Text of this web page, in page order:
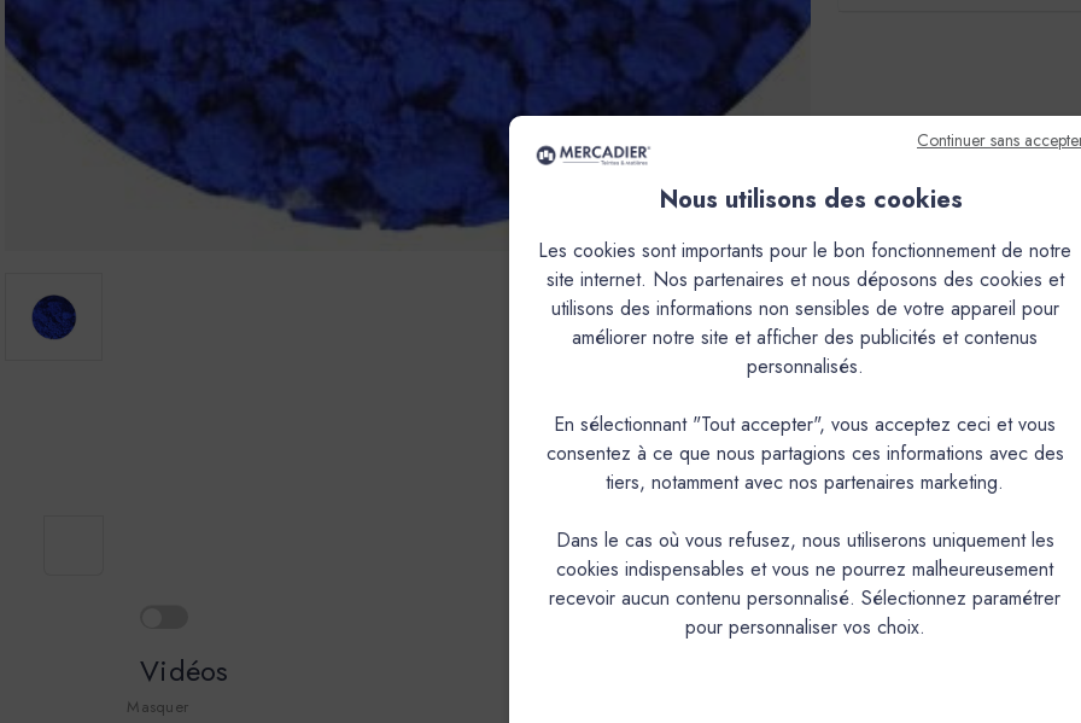
Vidéos
Masquer
Continuer sans
Nous utilisons des cookies
Les cookies sont importants pour le bon fonctionnement de notre
site internet. Nos partenaires et nous déposons des cookies et
utilisons des informations non sensibles de votre appareil pour
améliorer notre site et afficher des publicités et contenus
personnalisés.
En sélectionnant "Tout accepter", vous acceptez ceci et vous
consentez à ce que nous partagions ces informations avec des
tiers, notamment avec nos partenaires marketing.
Dans le cas où vous refusez, nous utiliserons uniquement les
cookies indispensables et vous ne pourrez malheureusement
recevoir aucun contenu personnalisé. Sélectionnez paramétrer
pour personnaliser vos choix.